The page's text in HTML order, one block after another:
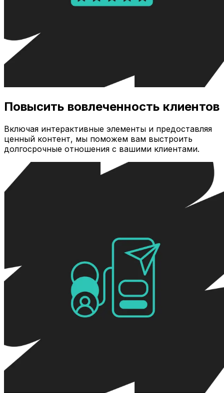
Повысить вовлеченность клиентов
Включая интерактивные элементы и предоставляя
ценный контент, мы поможем вам выстроить
долгосрочные отношения с вашими клиентами.